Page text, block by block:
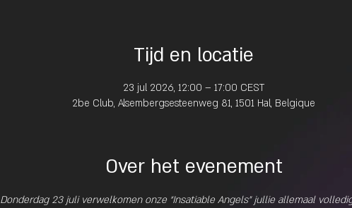
Tijd en locatie
23 jul 2026, 12:00 – 17:00 CEST
2be Club, Alsembergsesteenweg 81, 1501 Hal, Belgique
Over het evenement
Donderdag 23 juli verwelkomen onze “Insatiable Angels” jullie allemaal